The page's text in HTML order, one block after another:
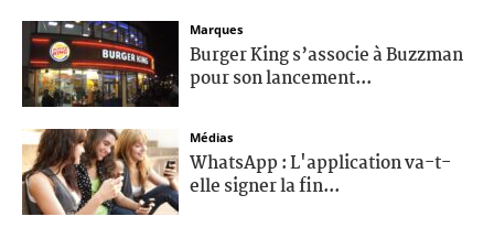
Marques
Burger King s’associe à Buzzman
pour son lancement...
Médias
WhatsApp : L'application va-t-
elle signer la fin...